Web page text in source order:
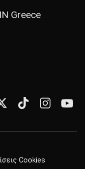
Greece
Cookies